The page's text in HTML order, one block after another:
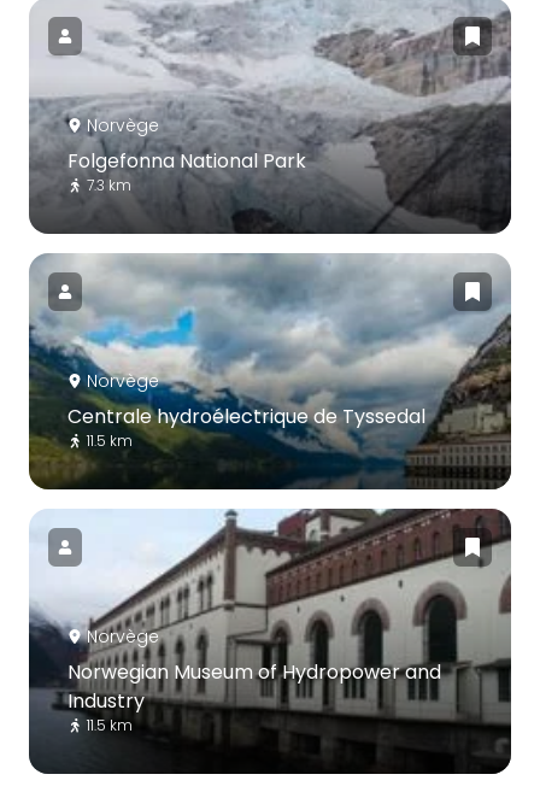
Norvège
Folgefonna National Park
7.3 km
Norvège
Centrale hydroélectrique de Tyssedal
11.5 km
Norvège
Norwegian Museum of Hydropower and
Industry
11.5 km